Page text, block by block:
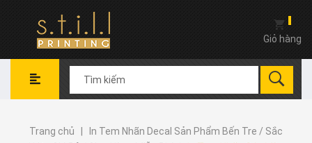
Giỏ hàng
Trang chủ
In Tem Nhãn Decal Sản Phẩm Bến Tre / Sắc